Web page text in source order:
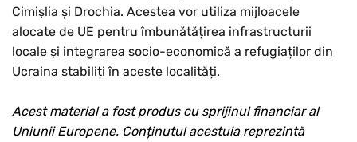
Cimișlia și Drochia. Acestea vor utiliza mijloacele
alocate de UE pentru îmbunătățirea infrastructurii
locale și integrarea socio-economică a refugiaților din
Ucraina stabiliți în aceste localități.
Acest material a fost produs cu sprijinul financiar al
Uniunii Europene. Conținutul acestuia reprezintă